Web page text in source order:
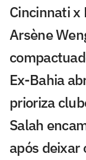
Cincinnati x
Arsène
Ex-Bahia
prioriza
Salah
após deixar